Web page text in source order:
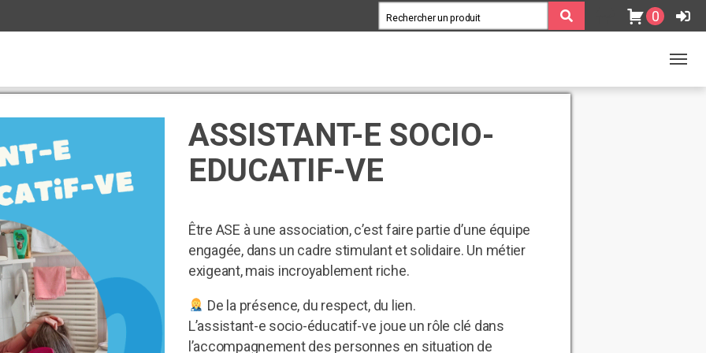
0
ASSISTANT-E SOCIO-
EDUCATIF-VE
Être ASE à une association, c’est faire partie d’une équipe
engagée, dans un cadre stimulant et solidaire. Un métier
exigeant, mais incroyablement riche.
De la présence, du respect, du lien.
L’assistant-e socio-éducatif-ve joue un rôle clé dans
l’accompagnement des personnes en situation de